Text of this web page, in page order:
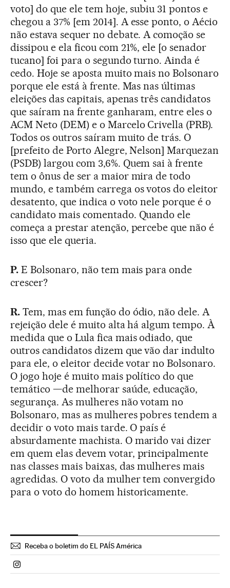
voto] do que ele tem hoje, subiu 31 pontos e
chegou a 37% [em 2014]. A esse ponto, o Aécio
não estava sequer no debate. A comoção se
dissipou e ela ficou com 21%, ele [o senador
tucano] foi para o segundo turno. Ainda é
cedo. Hoje se aposta muito mais no Bolsonaro
porque ele está à frente. Mas nas últimas
eleições das capitais, apenas três candidatos
que saíram na frente ganharam, entre eles o
ACM Neto (DEM) e o Marcelo Crivella (PRB).
Todos os outros saíram muito de trás. O
[prefeito de Porto Alegre, Nelson] Marquezan
(PSDB) largou com 3,6%. Quem sai à frente
tem o ônus de ser a maior mira de todo
mundo, e também carrega os votos do eleitor
desatento, que indica o voto nele porque é o
candidato mais comentado. Quando ele
começa a prestar atenção, percebe que não é
isso que ele queria.
P.E Bolsonaro, não tem mais para onde
crescer?
R.Tem, mas em função do ódio, não dele. A
rejeição dele é muito alta há algum tempo. À
medida que o Lula fica mais odiado, que
outros candidatos dizem que vão dar indulto
para ele, o eleitor decide votar no Bolsonaro.
O jogo hoje é muito mais político do que
temático —de melhorar saúde, educação,
segurança. As mulheres não votam no
Bolsonaro, mas as mulheres pobres tendem a
decidir o voto mais tarde. O país é
absurdamente machista. O marido vai dizer
em quem elas devem votar, principalmente
nas classes mais baixas, das mulheres mais
agredidas. O voto da mulher tem convergido
para o voto do homem historicamente.
Receba o boletim do EL PAÍS América
Politica El País Brasil en Instagram